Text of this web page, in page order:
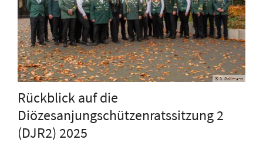
© S. Göllmann
Rückblick auf die
Diözesanjungschützenratssitzung 2
(DJR2) 2025